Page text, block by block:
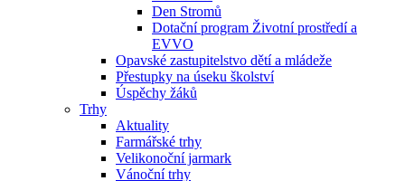
Den Stromů
Dotační program Životní prostředí a
EVVO
Opavské zastupitelstvo dětí a mládeže
Přestupky na úseku školství
Úspěchy žáků
Trhy
Aktuality
Farmářské trhy
Velikonoční jarmark
Vánoční trhy